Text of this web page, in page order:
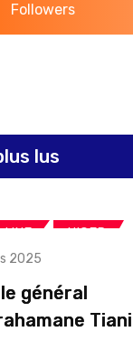
Followers
lus
UNE NIGER
2025
général
Tiani